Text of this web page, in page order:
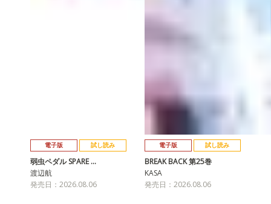
電子版 試し読み
弱虫ペダル SPARE …
渡辺航
発売日：2026.08.06
電子版 試し読み
BREAK BACK 第25巻
KASA
発売日：2026.08.06